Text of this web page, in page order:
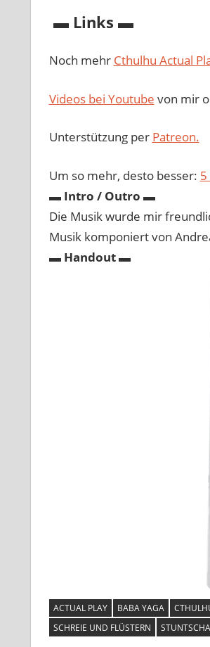
▬ Links ▬
Noch mehr Cthulhu Actual
Videos bei Youtube von mir
Unterstützung per Patreon.
Um so mehr, desto besser:
▬ Intro / Outro ▬
Die Musik wurde mir
Musik komponiert von
▬ Handout▬
ACTUAL PLAY BABA YAGA
SCHREIE UND FLÜSTERN